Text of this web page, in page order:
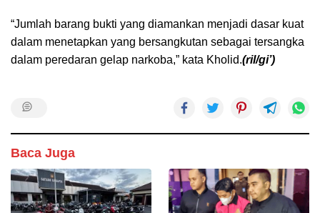
“Jumlah barang bukti yang diamankan menjadi dasar kuat
dalam menetapkan yang bersangkutan sebagai tersangka
dalam peredaran gelap narkoba,” kata Kholid.(ril/gi’)
Baca Juga